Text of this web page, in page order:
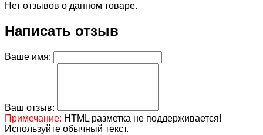
Нет отзывов о данном товаре.
Написать отзыв
Ваше имя:
Ваш отзыв:
Примечание: HTML разметка не поддерживается!
Используйте обычный текст.